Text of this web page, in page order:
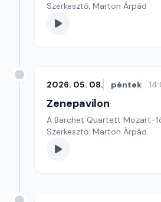
Szerkesztő: Marton Árpád
2026. 05. 08. péntek
Zenepavilon
A Barchet Quartett Mozart-
Szerkesztő: Marton Árpád